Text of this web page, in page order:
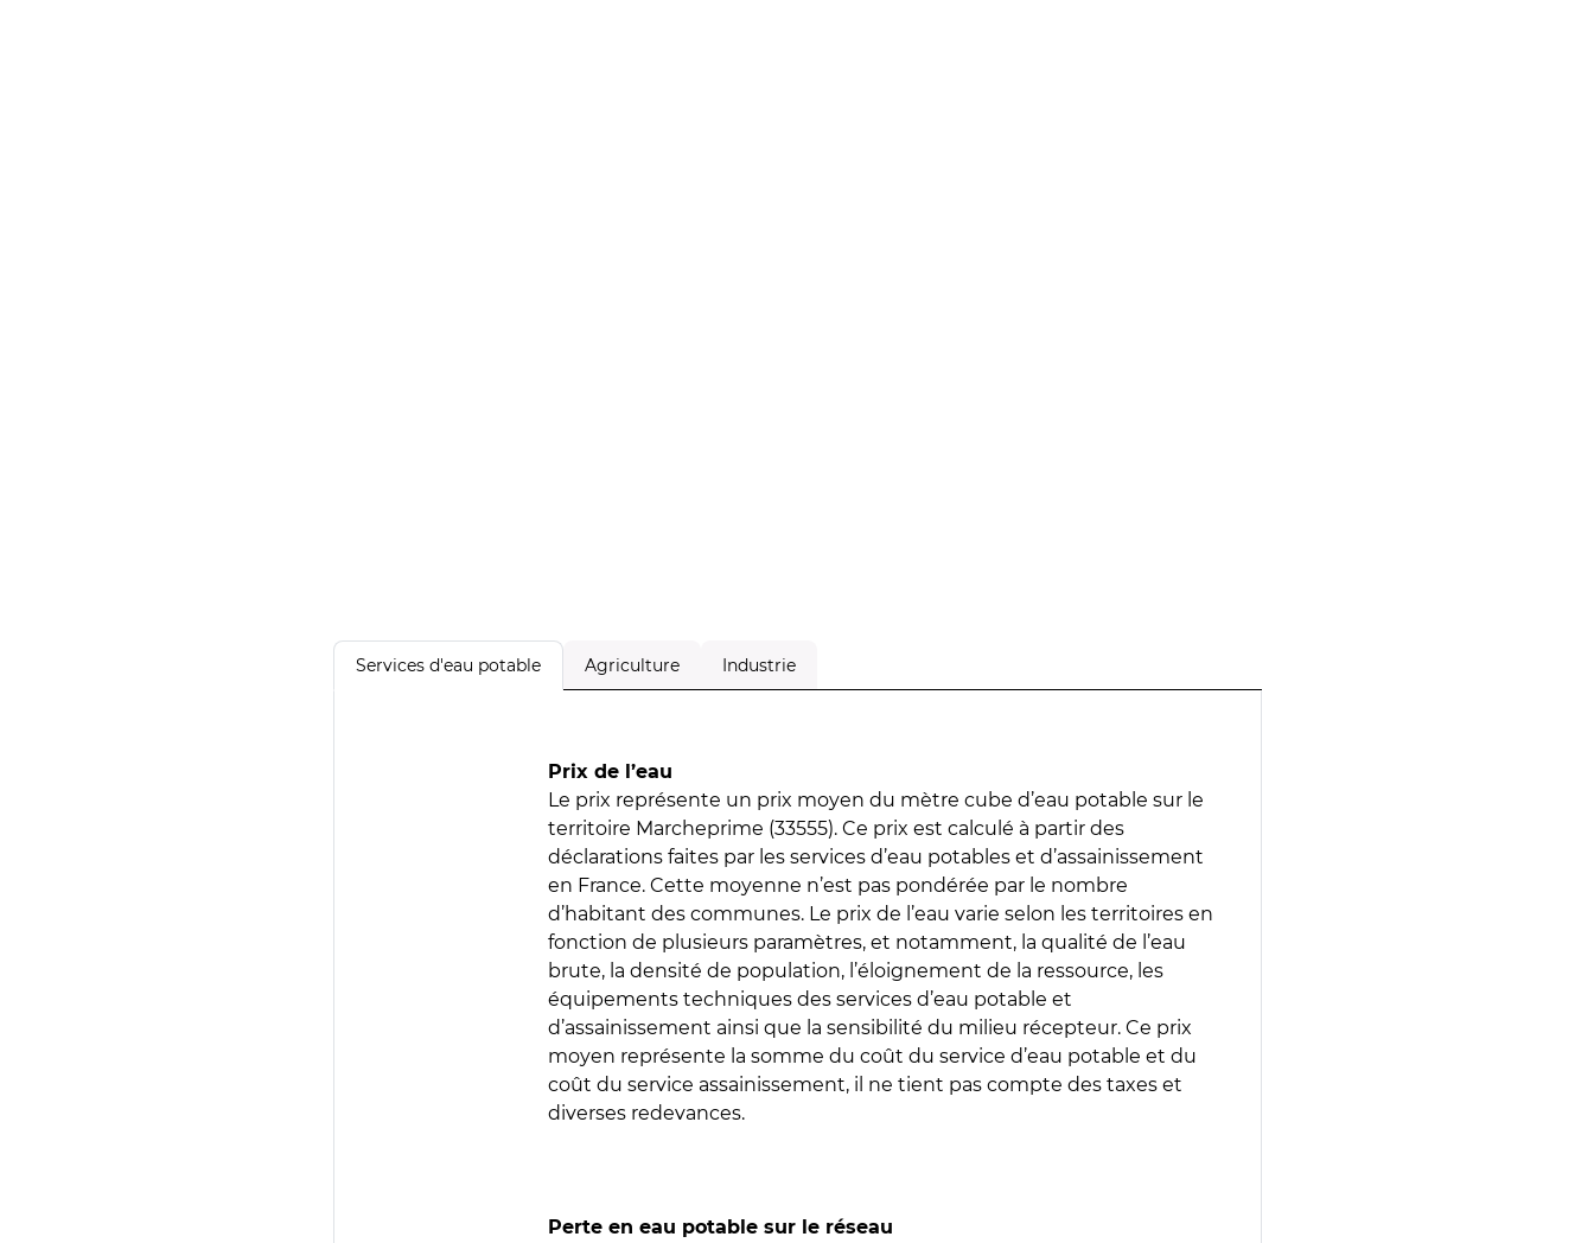
Services d'eau potable Agriculture Industrie
Prix de l’eau
Le prix représente un prix moyen du mètre cube d’eau potable sur le
territoire Marcheprime (33555). Ce prix est calculé à partir des
déclarations faites par les services d’eau potables et d’assainissement
en France. Cette moyenne n’est pas pondérée par le nombre
d’habitant des communes. Le prix de l’eau varie selon les territoires en
fonction de plusieurs paramètres, et notamment, la qualité de l’eau
brute, la densité de population, l’éloignement de la ressource, les
équipements techniques des services d’eau potable et
d’assainissement ainsi que la sensibilité du milieu récepteur. Ce prix
moyen représente la somme du coût du service d’eau potable et du
coût du service assainissement, il ne tient pas compte des taxes et
diverses redevances.
Perte en eau potable sur le réseau